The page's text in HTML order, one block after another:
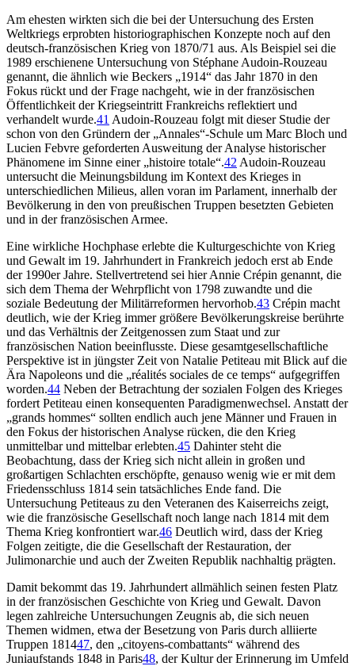
Am ehesten wirkten sich die bei der Untersuchung des Ersten
Weltkriegs erprobten historiographischen Konzepte noch auf den
deutsch-französischen Krieg von 1870/71 aus. Als Beispiel sei die
1989 erschienene Untersuchung von Stéphane Audoin-Rouzeau
genannt, die ähnlich wie Beckers „1914“ das Jahr 1870 in den
Fokus rückt und der Frage nachgeht, wie in der französischen
Öffentlichkeit der Kriegseintritt Frankreichs reflektiert und
verhandelt wurde.41 Audoin-Rouzeau folgt mit dieser Studie der
schon von den Gründern der „Annales“-Schule um Marc Bloch und
Lucien Febvre geforderten Ausweitung der Analyse historischer
Phänomene im Sinne einer „histoire totale“.42 Audoin-Rouzeau
untersucht die Meinungsbildung im Kontext des Krieges in
unterschiedlichen Milieus, allen voran im Parlament, innerhalb der
Bevölkerung in den von preußischen Truppen besetzten Gebieten
und in der französischen Armee.
Eine wirkliche Hochphase erlebte die Kulturgeschichte von Krieg
und Gewalt im 19. Jahrhundert in Frankreich jedoch erst ab Ende
der 1990er Jahre. Stellvertretend sei hier Annie Crépin genannt, die
sich dem Thema der Wehrpflicht von 1798 zuwandte und die
soziale Bedeutung der Militärreformen hervorhob.43 Crépin macht
deutlich, wie der Krieg immer größere Bevölkerungskreise berührte
und das Verhältnis der Zeitgenossen zum Staat und zur
französischen Nation beeinflusste. Diese gesamtgesellschaftliche
Perspektive ist in jüngster Zeit von Natalie Petiteau mit Blick auf die
Ära Napoleons und die „réalités sociales de ce temps“ aufgegriffen
worden.44 Neben der Betrachtung der sozialen Folgen des Krieges
fordert Petiteau einen konsequenten Paradigmenwechsel. Anstatt der
„grands hommes“ sollten endlich auch jene Männer und Frauen in
den Fokus der historischen Analyse rücken, die den Krieg
unmittelbar und mittelbar erlebten.45 Dahinter steht die
Beobachtung, dass der Krieg sich nicht allein in großen und
großartigen Schlachten erschöpfte, genauso wenig wie er mit dem
Friedensschluss 1814 sein tatsächliches Ende fand. Die
Untersuchung Petiteaus zu den Veteranen des Kaiserreichs zeigt,
wie die französische Gesellschaft noch lange nach 1814 mit dem
Thema Krieg konfrontiert war.46 Deutlich wird, dass der Krieg
Folgen zeitigte, die die Gesellschaft der Restauration, der
Julimonarchie und auch der Zweiten Republik nachhaltig prägten.
Damit bekommt das 19. Jahrhundert allmählich seinen festen Platz
in der französischen Geschichte von Krieg und Gewalt. Davon
legen zahlreiche Untersuchungen Zeugnis ab, die sich neuen
Themen widmen, etwa der Besetzung von Paris durch alliierte
Truppen 181447, den „citoyens-combattants“ während des
Juniaufstands 1848 in Paris48, der Kultur der Erinnerung im Umfeld